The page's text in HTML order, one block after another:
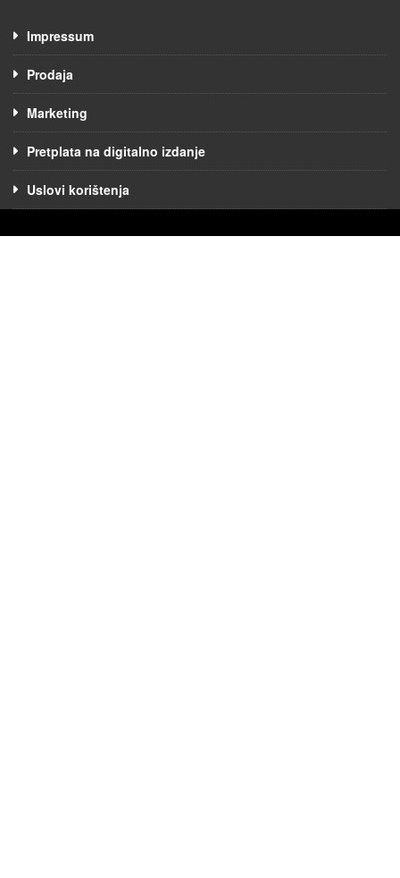
Impressum
Prodaja
Marketing
Pretplata na digitalno izdanje
Uslovi korištenja